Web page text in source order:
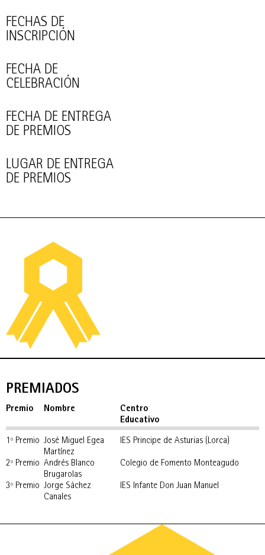
FECHAS DE
INSCRIPCIÓN
FECHA DE
CELEBRACIÓN
FECHA DE ENTREGA
DE PREMIOS
LUGAR DE ENTREGA
DE PREMIOS
PREMIADOS
Premio Nombre
Centro
Educativo
1º Premio José Miguel Egea
Martínez
IES Principe de Asturias (Lorca)
2º Premio Andrés Blanco
Brugarolas
Colegio de Fomento Monteagudo
3º Premio Jorge Sáchez
Canales
IES Infante Don Juan Manuel